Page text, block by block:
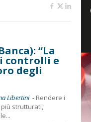
“La
controlli e
degli
Libertini - Rendere i
strutturati,